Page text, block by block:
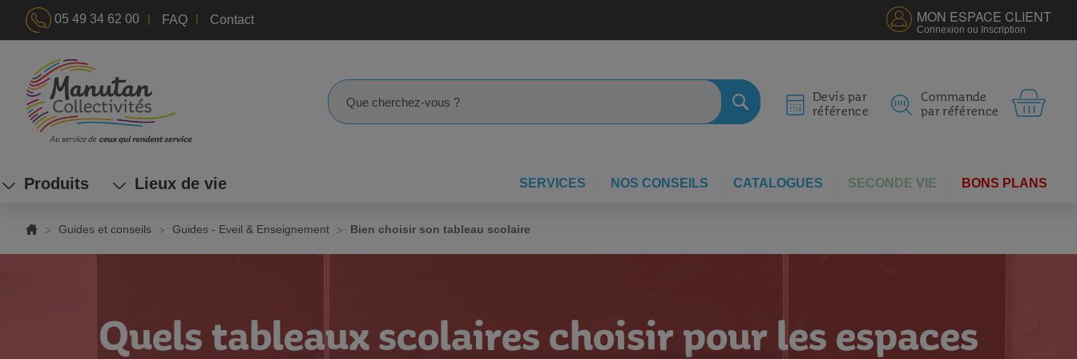
05 49 34 62 00 | FAQ | Contact
ALLEZ
AU
CONTENU
MON ESPACE CLIENT
Connexion ou Inscription
Commande
par référence
Devis par
référence
Rechercher
RECHERCHER
Produits Lieux de vie SERVICES NOS CONSEILS CATALOGUES SECONDE VIE BONS PLANS
Guides et conseils Guides - Eveil & Enseignement Bien choisir son tableau scolaire
Quels tableaux scolaires choisir pour les espaces